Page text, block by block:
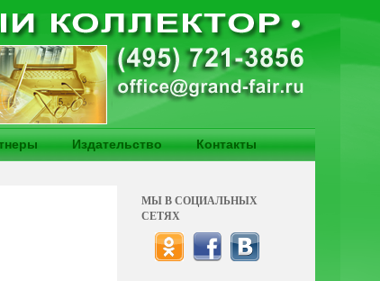
Издательство Контакты
МЫ В СОЦИАЛЬНЫХ
СЕТЯХ